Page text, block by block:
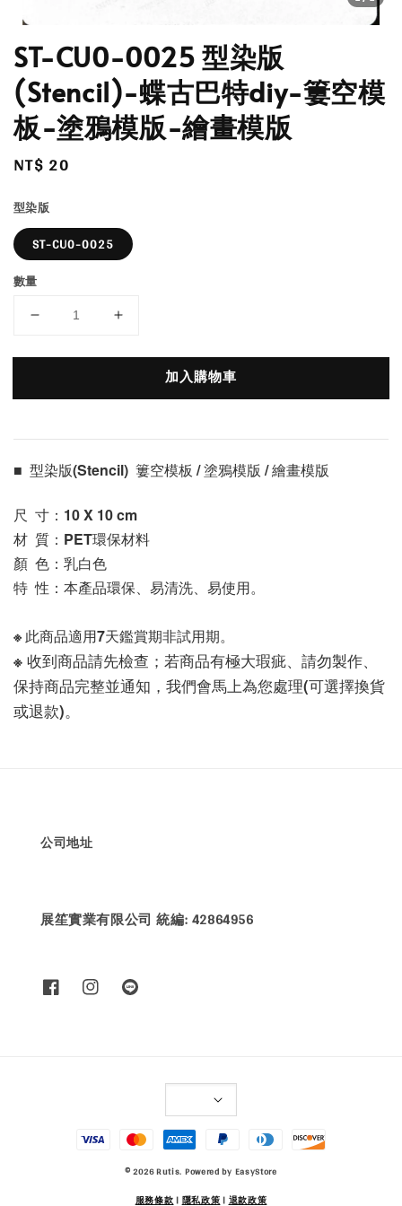
ST-CU0-0025 型染版
(Stencil)-蝶古巴特diy-簍空模
板-塗鴉模版-繪畫模版
Regular
NT$ 20
型染版
ST-CU0-0025
數量
加入購物車
■  型染版(Stencil)  簍空模板 / 塗鴉模版 / 繪畫模版
尺  寸：10 X 10 cm
材  質：PET環保材料
顏  色：乳白色
特  性：本產品環保、易清洗、易使用。
※ 此商品適用7天鑑賞期非試用期。
※ 收到商品請先檢查；若商品有極大瑕疵、請勿製作、
保持商品完整並通知，我們會馬上為您處理(可選擇換貨
或退款)。
公司地址
展笙實業有限公司 統編: 42864956
© 2026 Rutis. Powered by EasyStore
服務條款| 隱私政策| 退款政策